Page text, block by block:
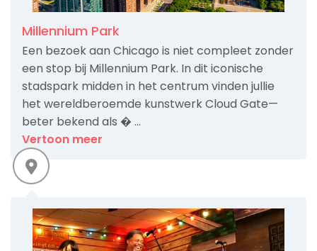
Millennium Park
Een bezoek aan Chicago is niet compleet zonder
een stop bij Millennium Park. In dit iconische
stadspark midden in het centrum vinden jullie
het wereldberoemde kunstwerk Cloud Gate—
beter bekend als � ...
Vertoon meer